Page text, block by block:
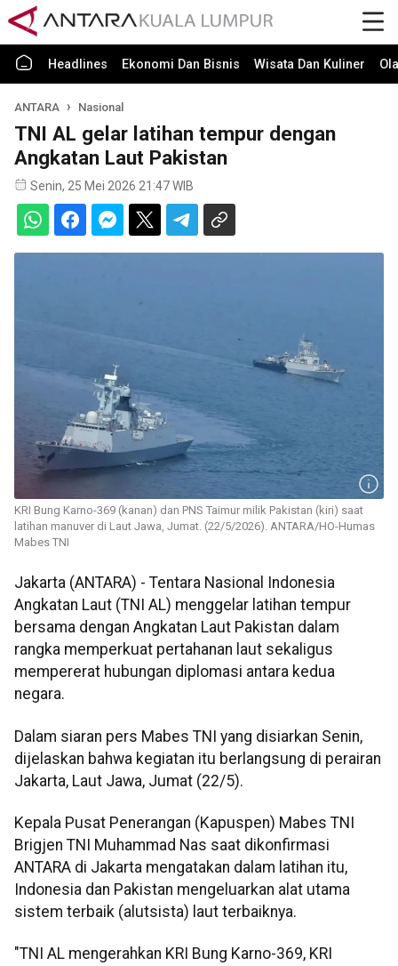
Headlines Ekonomi Dan Bisnis Wisata Dan Kuliner
ANTARA Nasional
TNI AL gelar latihan tempur dengan
Angkatan Laut Pakistan
Senin, 25 Mei 2026 21:47 WIB
KRI Bung Karno-369 (kanan) dan PNS Taimur milik Pakistan (kiri) saat
latihan manuver di Laut Jawa, Jumat. (22/5/2026). ANTARA/HO-Humas
Mabes TNI
Jakarta (ANTARA) - Tentara Nasional Indonesia
Angkatan Laut (TNI AL) menggelar latihan tempur
bersama dengan Angkatan Laut Pakistan dalam
rangka memperkuat pertahanan laut sekaligus
mempererat hubungan diplomasi antara kedua
negara.
Dalam siaran pers Mabes TNI yang disiarkan Senin,
dijelaskan bahwa kegiatan itu berlangsung di perairan
Jakarta, Laut Jawa, Jumat (22/5).
Kepala Pusat Penerangan (Kapuspen) Mabes TNI
Brigjen TNI Muhammad Nas saat dikonfirmasi
ANTARA di Jakarta mengatakan dalam latihan itu,
Indonesia dan Pakistan mengeluarkan alat utama
sistem terbaik (alutsista) laut terbaiknya.
"TNI AL mengerahkan KRI Bung Karno-369, KRI